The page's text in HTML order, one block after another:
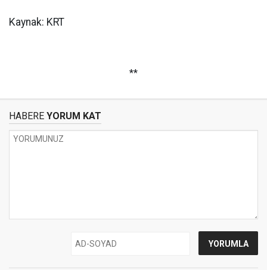
Kaynak: KRT
**
HABERE YORUM KAT